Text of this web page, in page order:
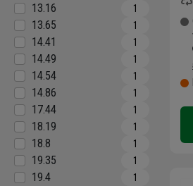
13.16 1
13.65 1
14.41 1
14.49 1
14.54 1
14.86 1
17.44 1
18.19 1
18.8 1
19.35 1
19.4 1